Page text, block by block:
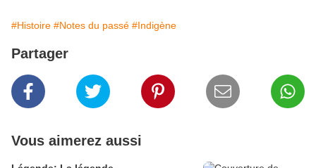
#Histoire #Notes du passé #Indigène
Partager
Vous aimerez aussi